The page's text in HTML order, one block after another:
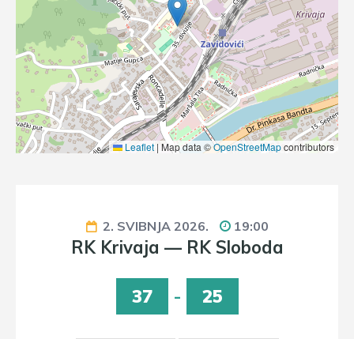
Leaflet | Map data ©OpenStreetMapcontributors
2. SVIBNJA 2026. 19:00
RK Krivaja — RK Sloboda
37 - 25